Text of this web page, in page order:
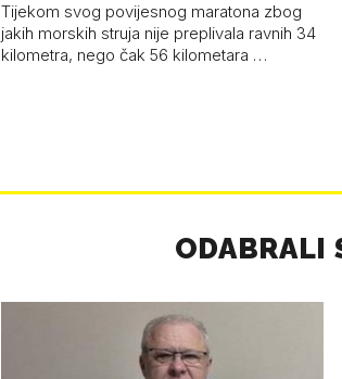
Tijekom svog povijesnog maratona zbog
jakih morskih struja nije preplivala ravnih 34
kilometra, nego čak 56 kilometara …